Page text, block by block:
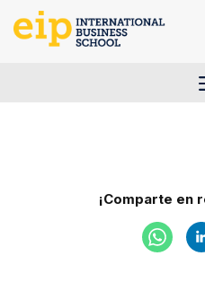
Saltar
¡Comparte en